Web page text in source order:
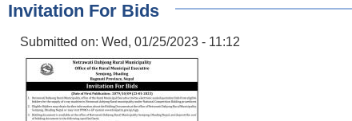
Invitation For Bids
Submitted on: Wed, 01/25/2023 - 11:12